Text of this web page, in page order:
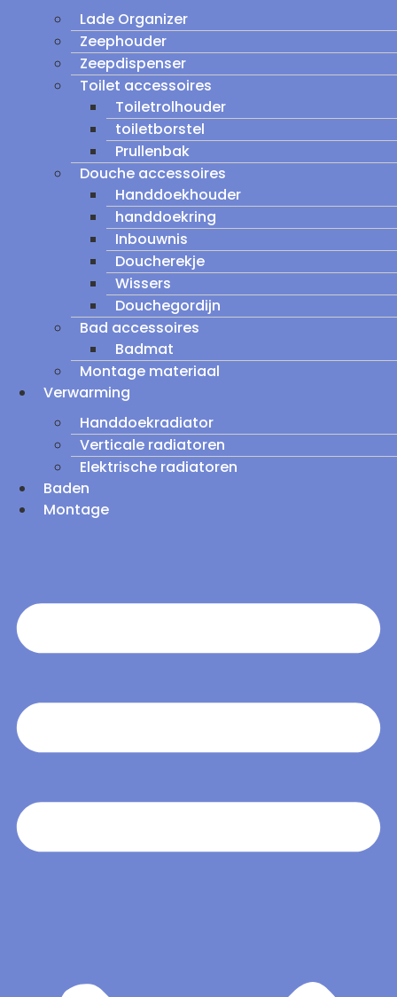
Lade Organizer
Zeephouder
Zeepdispenser
Toilet accessoires
Toiletrolhouder
toiletborstel
Prullenbak
Douche accessoires
Handdoekhouder
handdoekring
Inbouwnis
Doucherekje
Wissers
Douchegordijn
Bad accessoires
Badmat
Montage materiaal
Verwarming
Handdoekradiator
Verticale radiatoren
Elektrische radiatoren
Baden
Montage